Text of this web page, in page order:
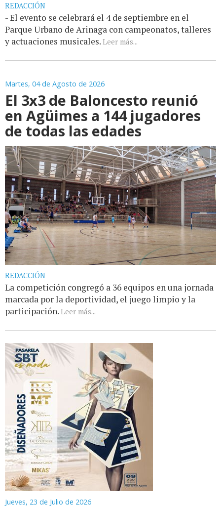
REDACCIÓN
- El evento se celebrará el 4 de septiembre en el
Parque Urbano de Arinaga con campeonatos, talleres
y actuaciones musicales. Leer más...
Martes, 04 de Agosto de 2026
El 3x3 de Baloncesto reunió
en Agüimes a 144 jugadores
de todas las edades
REDACCIÓN
La competición congregó a 36 equipos en una jornada
marcada por la deportividad, el juego limpio y la
participación. Leer más...
Jueves, 23 de Julio de 2026